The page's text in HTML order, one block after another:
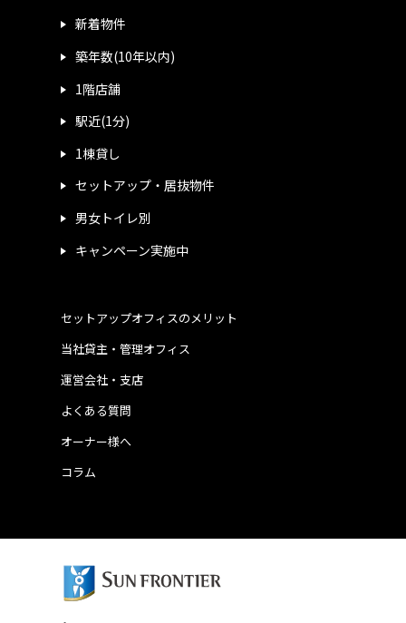
新着物件
築年数(10年以内)
1階店舗
駅近(1分)
1棟貸し
セットアップ・居抜物件
男女トイレ別
キャンペーン実施中
運営会社・支店
よくある質問
当社貸主・管理オフィス
オーナー様へ
コラム
セットアップオフィスのメリット